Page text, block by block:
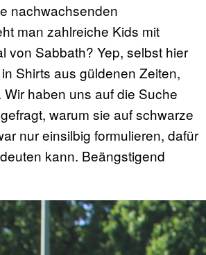
nachwachsenden
man zahlreiche Kids mit
von Sabbath? Yep, selbst hier
Shirts aus güldenen Zeiten,
haben uns auf die Suche
warum sie auf schwarze
nur einsilbig formulieren, dafür
kann. Beängstigend